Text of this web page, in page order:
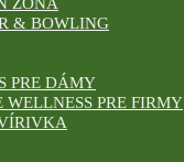
ZÓNA
& BOWLING
PRE DÁMY
WELLNESS PRE FIRMY